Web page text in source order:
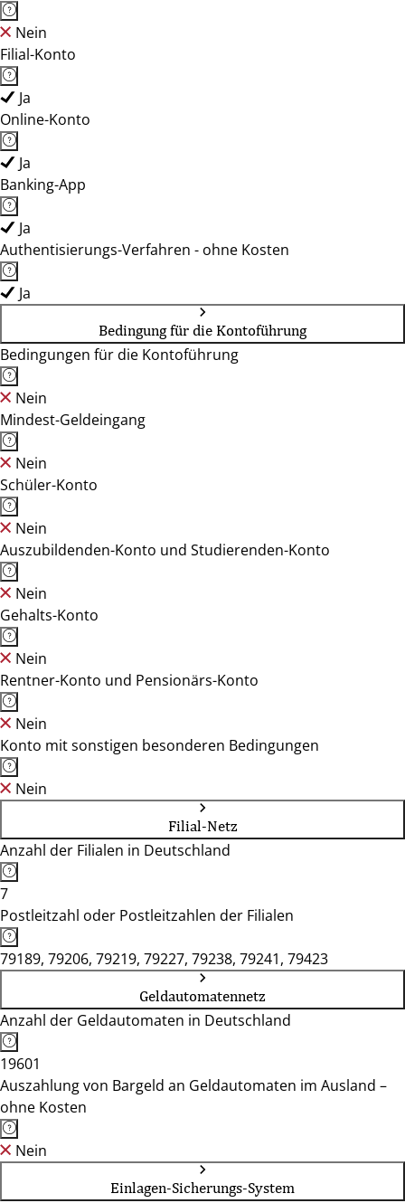
Nein
Filial-Konto
Ja
Online-Konto
Ja
Banking-App
Ja
Authentisierungs-Verfahren - ohne Kosten
Ja
Bedingung für die Kontoführung
Bedingungen für die Kontoführung
Nein
Mindest-Geldeingang
Nein
Schüler-Konto
Nein
Auszubildenden-Konto und Studierenden-Konto
Nein
Gehalts-Konto
Nein
Rentner-Konto und Pensionärs-Konto
Nein
Konto mit sonstigen besonderen Bedingungen
Nein
Filial-Netz
Anzahl der Filialen in Deutschland
7
Postleitzahl oder Postleitzahlen der Filialen
79189, 79206, 79219, 79227, 79238, 79241, 79423
Geldautomatennetz
Anzahl der Geldautomaten in Deutschland
19601
Auszahlung von Bargeld an Geldautomaten im Ausland –
ohne Kosten
Nein
Einlagen-Sicherungs-System